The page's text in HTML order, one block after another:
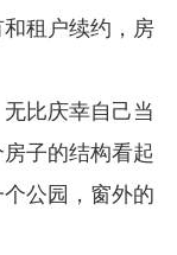
租户续约，房
比庆幸自己当
子的结构看起
公园，窗外的